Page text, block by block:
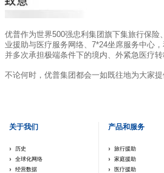
优普作为世界500强忠利集团旗下集旅行保
业援助与医疗服务网络、7*24坐席服务中心
并多次承担极端条件下的境内、外紧急医疗转
不论何时，优普集团都会一如既往地为大家
关于我们
历史
全球化网络
经营数据
产品和服务
旅行援助
家庭援助
医疗援助